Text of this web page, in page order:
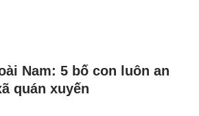
Nam: 5 bố con luôn an
quán xuyến